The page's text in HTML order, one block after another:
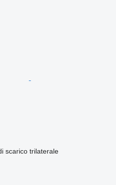
scarico trilaterale